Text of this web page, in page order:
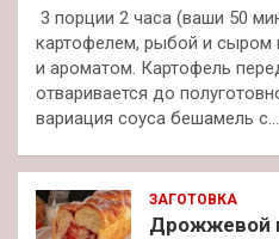
3 порции 2 часа (ваши 50
картофелем, рыбой и сыром
и ароматом. Картофель
отваривается до
вариация соуса бешамель с…
ЗАГОТОВКА
Дрожжевой